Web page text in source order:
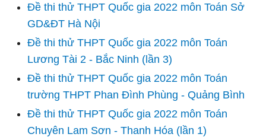
Đề thi thử THPT Quốc gia 2022 môn Toán Sở
GD&ĐT Hà Nội
Đề thi thử THPT Quốc gia 2022 môn Toán
Lương Tài 2 - Bắc Ninh (lần 3)
Đề thi thử THPT Quốc gia 2022 môn Toán
trường THPT Phan Đình Phùng - Quảng Bình
Đề thi thử THPT Quốc gia 2022 môn Toán
Chuyên Lam Sơn - Thanh Hóa (lần 1)